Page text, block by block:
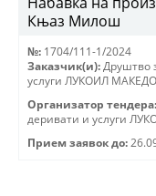
Књаз Милош
№: 1704/111-1/2024
Заказчик(и): Друштво
услуги ЛУКОИЛ
Организатор тендера:
деривати и услуги
Прием заявок до: